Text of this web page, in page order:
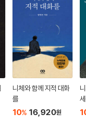
니체와 함께 지적 대화
를
10% 16,920원